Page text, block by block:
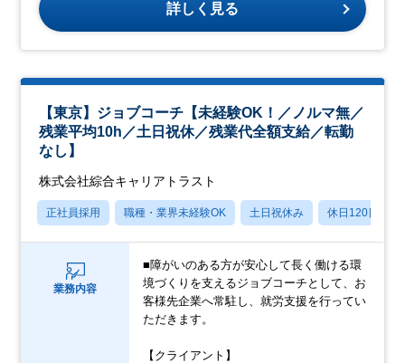
詳しく見る
【東京】ジョブコーチ【未経験OK！／ノルマ無／
残業平均10h／土日祝休／残業代全額支給／転勤
なし】
株式会社綜合キャリアトラスト
正社員採用 職種・業界未経験OK 土日祝休み 休日120日以上
業務内容
■障がいのある方が安心して長く働ける環
境づくりを支えるジョブコーチとして、お
客様先企業へ常駐し、就労支援を行ってい
ただきます。
【クライアント】